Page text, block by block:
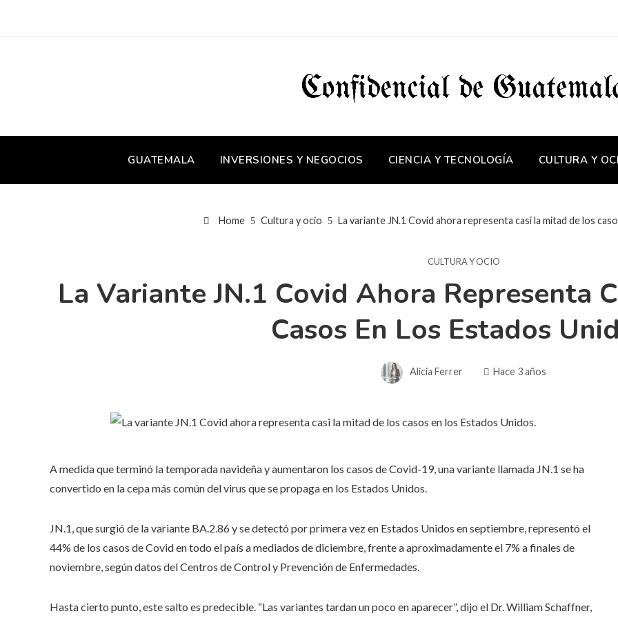
GUATEMALA INVERSIONES Y NEGOCIOS CIENCIA Y TECNOLOGÍA CULTURA Y
Home Cultura y ocio La variante JN.1 Covid ahora representa casi la mitad de los
CULTURA Y OCIO
La Variante JN.1 Covid Ahora Representa
Casos En Los Estados
Alicia Ferrer Hace 3 años
A medida que terminó la temporada navideña y aumentaron los casos de Covid-19, una variante llamada JN.1 se ha
convertido en la cepa más común del virus que se propaga en los Estados Unidos.
JN.1, que surgió de la variante BA.2.86 y se detectó por primera vez en Estados Unidos en septiembre, representó el
44% de los casos de Covid en todo el país a mediados de diciembre, frente a aproximadamente el 7% a finales de
noviembre, según datos del Centros de Control y Prevención de Enfermedades.
Hasta cierto punto, este salto es predecible. “Las variantes tardan un poco en aparecer”, dijo el Dr. William Schaffner,